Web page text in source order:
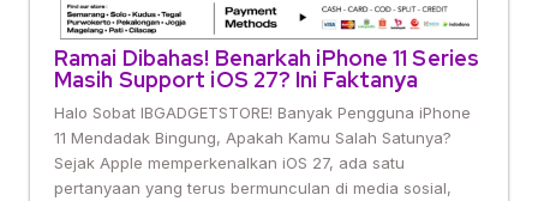
Ramai Dibahas! Benarkah iPhone 11 Series
Masih Support iOS 27? Ini Faktanya
Halo Sobat IBGADGETSTORE! Banyak Pengguna iPhone
11 Mendadak Bingung, Apakah Kamu Salah Satunya?
Sejak Apple memperkenalkan iOS 27, ada satu
pertanyaan yang terus bermunculan di media sosial,